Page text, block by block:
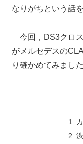
なりがちという話
今回，DS3クロ
がメルセデスの
り確かめてみました